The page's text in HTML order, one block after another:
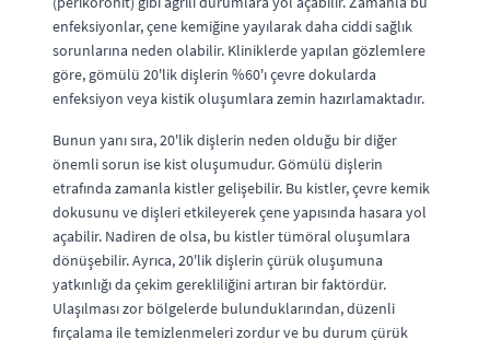
enfeksiyonlar, çene kemiğine yayılarak daha ciddi sağlık
sorunlarına neden olabilir. Kliniklerde yapılan gözlemlere
göre, gömülü 20'lik dişlerin %60'ı çevre dokularda
enfeksiyon veya kistik oluşumlara zemin hazırlamaktadır.
Bunun yanı sıra, 20'lik dişlerin neden olduğu bir diğer
önemli sorun ise kist oluşumudur. Gömülü dişlerin
etrafında zamanla kistler gelişebilir. Bu kistler, çevre kemik
dokusunu ve dişleri etkileyerek çene yapısında hasara yol
açabilir. Nadiren de olsa, bu kistler tümöral oluşumlara
dönüşebilir. Ayrıca, 20'lik dişlerin çürük oluşumuna
yatkınlığı da çekim gerekliliğini artıran bir faktördür.
Ulaşılması zor bölgelerde bulunduklarından, düzenli
fırçalama ile temizlenmeleri zordur ve bu durum çürük